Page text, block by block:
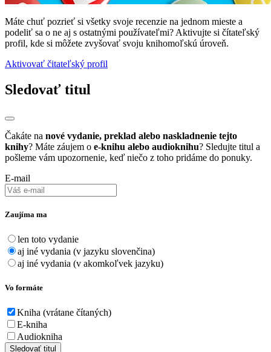
Máte chuť pozrieť si všetky svoje recenzie na jednom mieste a
podeliť sa o ne aj s ostatnými používateľmi? Aktivujte si čítateľský
profil, kde si môžete zvyšovať svoju knihomoľskú úroveň.
Aktivovať čitateľský profil
Sledovať titul
Čakáte na nové vydanie, preklad alebo naskladnenie tejto
knihy? Máte záujem o e-knihu alebo audioknihu? Sledujte titul a
pošleme vám upozornenie, keď niečo z toho pridáme do ponuky.
E-mail
Zaujíma ma
len toto vydanie
aj iné vydania (v jazyku slovenčina)
aj iné vydania (v akomkoľvek jazyku)
Vo formáte
Kniha (vrátane čítaných)
E-kniha
Audiokniha
Sledovať titul